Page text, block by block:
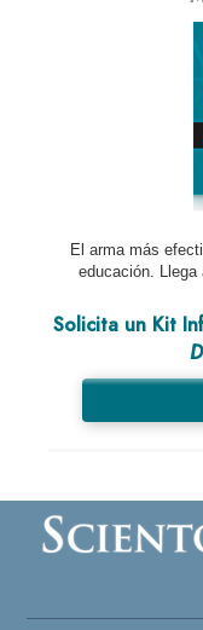
El arma más
educación.
Solicita un Kit